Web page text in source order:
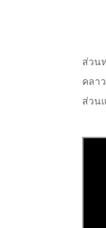
ส่วน
คลา
ส่วน